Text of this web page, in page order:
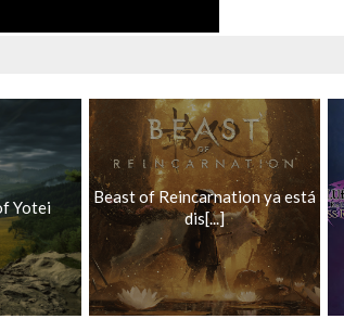
Yotei
Beast of Reincarnation ya está
dis[...]